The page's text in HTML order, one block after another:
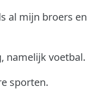
al mijn broers en
namelijk voetbal.
sporten.